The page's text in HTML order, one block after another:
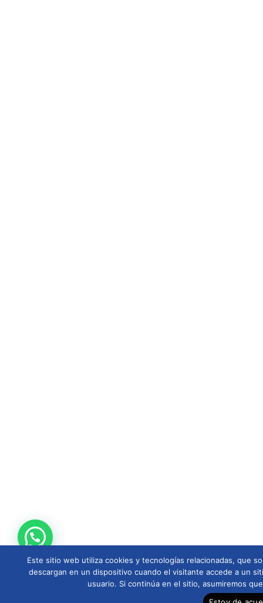
Este sitio web utiliza cookies y tecnologías relacionadas, que
descargan en un dispositivo cuando el visitante accede a un
usuario. Si continúa en el sitio, asumiremos